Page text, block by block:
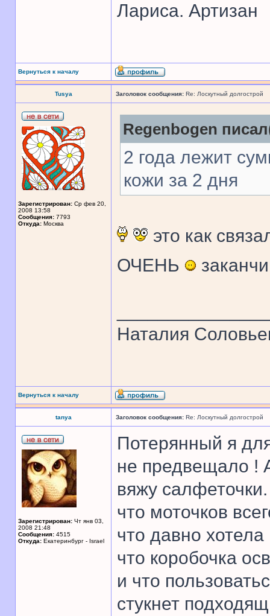
Лариса. Артизан
Вернуться к началу
Tusya Заголовок сообщения: Re: Лоскутный долгострой
Зарегистрирован: Ср фев 20,
2008 13:58
Сообщения: 7793
Откуда: Москва
Regenbogen
2 года лежит
кожи за 2 дня
это как
ОЧЕНЬ
Наталия
Вернуться к началу
tanya Заголовок сообщения: Re: Лоскутный долгострой
Зарегистрирован: Чт янв 03,
2008 21:48
Сообщения: 4515
Откуда: Екатеринбург - Israel
Потерянный я
не предвещало !
вяжу
что моточков
что давно хотела
что коробочка
и что
стукнет